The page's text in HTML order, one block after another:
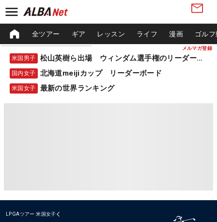
メルマガ登録
全ツアー ギア レッスン ライフ 漫画 ゴル
米国男子 松山英樹ら出場 ウィンダム選手権のリーダーボード
国内女子 北海道meijiカップ リーダーボード
米国女子 最新の世界ランキング
LPGAツアー 米国女子